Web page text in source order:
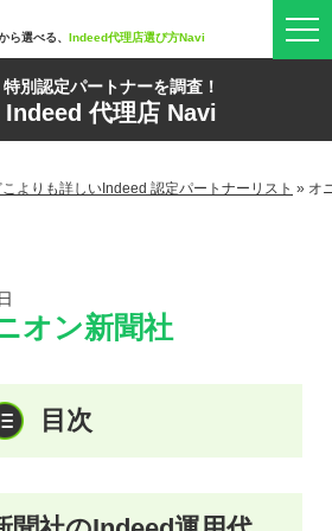
ら選べる、 Indeed代理店選び方Navi
特別認定パートナーを調査！
Indeed 代理店 Navi
こよりも詳しいIndeed 認定パートナーリスト » オ
オン新聞社